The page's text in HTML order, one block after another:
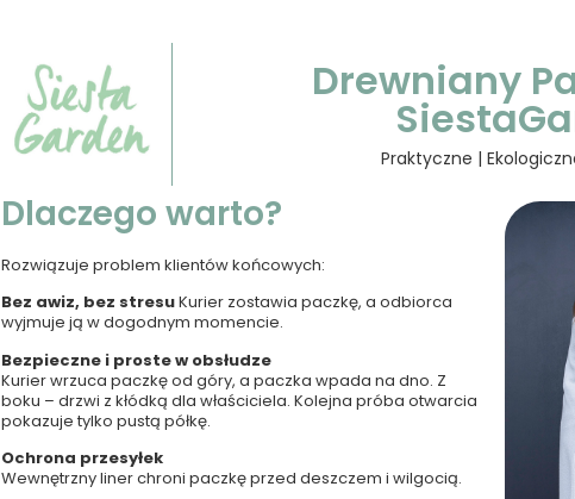
obsługi.Drewniany
Praktyczne |
Dlaczego warto?
Rozwiązuje problem klientów końcowych:
Bez awiz, bez stresuKurier zostawia paczkę, a odbiorca
wyjmuje ją w dogodnym momencie.
Bezpieczne i proste w obsłudze
Kurier wrzuca paczkę od góry, a paczka wpada na dno. Z
boku – drzwi z kłódką dla właściciela. Kolejna próba otwarcia
pokazuje tylko pustą półkę.
Ochrona przesyłek
Wewnętrzny liner chroni paczkę przed deszczem i wilgocią.